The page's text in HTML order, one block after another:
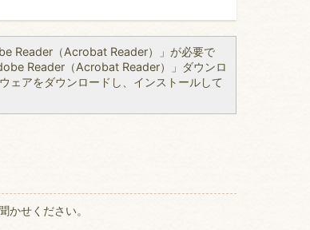
Reader（Acrobat Reader）」が必要で
Reader（Acrobat Reader）」ダウンロ
ェアをダウンロードし、インストールして
かせください。